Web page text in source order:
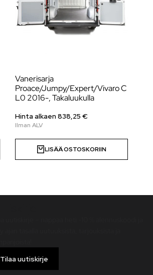
Vanerisarja
Proace/Jumpy/Expert/Vivaro C
L0 2016-, Takaluukulla
Hinta alkaen838,25€
LISÄÄ OSTOSKORIIN
Tilaa uutiskirje